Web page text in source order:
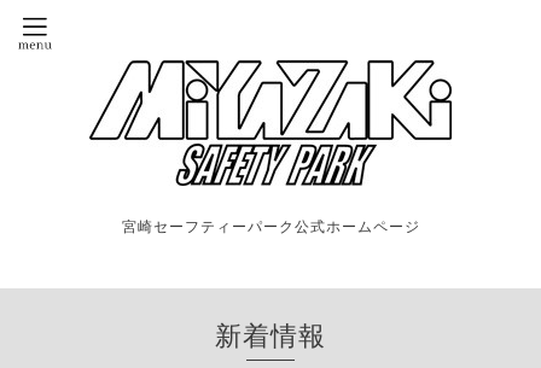
宮崎セーフティーパーク公式ホームページ
新着情報